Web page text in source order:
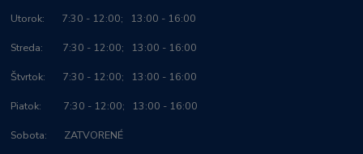
Utorok: 7:30 - 12:00; 13:00 - 16:00
Streda: 7:30 - 12:00; 13:00 - 16:00
Štvrtok: 7:30 - 12:00; 13:00 - 16:00
Piatok: 7:30 - 12:00; 13:00 - 16:00
Sobota: ZATVORENÉ